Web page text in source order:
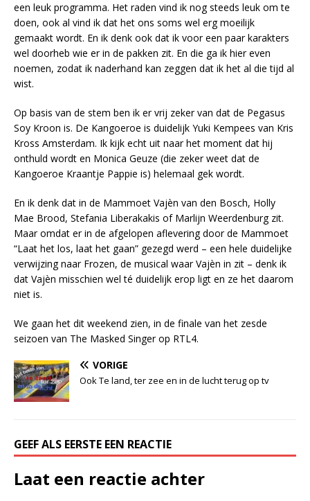
een leuk programma. Het raden vind ik nog steeds leuk om te
doen, ook al vind ik dat het ons soms wel erg moeilijk
gemaakt wordt. En ik denk ook dat ik voor een paar karakters
wel doorheb wie er in de pakken zit. En die ga ik hier even
noemen, zodat ik naderhand kan zeggen dat ik het al die tijd al
wist.
Op basis van de stem ben ik er vrij zeker van dat de Pegasus
Soy Kroon is. De Kangoeroe is duidelijk Yuki Kempees van Kris
Kross Amsterdam. Ik kijk echt uit naar het moment dat hij
onthuld wordt en Monica Geuze (die zeker weet dat de
Kangoeroe Kraantje Pappie is) helemaal gek wordt.
En ik denk dat in de Mammoet Vajèn van den Bosch, Holly
Mae Brood, Stefania Liberakakis of Marlijn Weerdenburg zit.
Maar omdat er in de afgelopen aflevering door de Mammoet
“Laat het los, laat het gaan” gezegd werd – een hele duidelijke
verwijzing naar Frozen, de musical waar Vajèn in zit – denk ik
dat Vajèn misschien wel té duidelijk erop ligt en ze het daarom
niet is.
We gaan het dit weekend zien, in de finale van het zesde
seizoen van The Masked Singer op RTL4.
VORIGE
Ook Te land, ter zee en in de lucht terug op tv
GEEF ALS EERSTE EEN REACTIE
Laat een reactie achter